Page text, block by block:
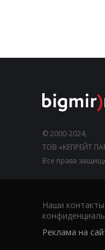
© 2000-2024,
ТОВ «КЕПРЕЙТ
Все права
Наши
Реклама на